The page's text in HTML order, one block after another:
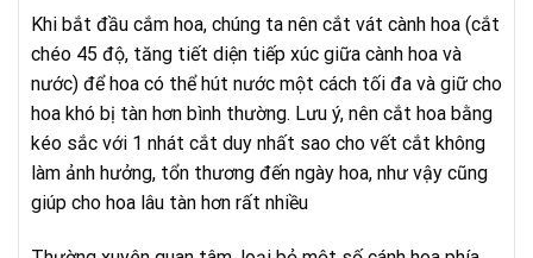
Khi bắt đầu cắm hoa, chúng ta nên cắt vát cành hoa (cắt
chéo 45 độ, tăng tiết diện tiếp xúc giữa cành hoa và
nước) để hoa có thể hút nước một cách tối đa và giữ cho
hoa khó bị tàn hơn bình thường. Lưu ý, nên cắt hoa bằng
kéo sắc với 1 nhát cắt duy nhất sao cho vết cắt không
làm ảnh hưởng, tổn thương đến ngày hoa, như vậy cũng
giúp cho hoa lâu tàn hơn rất nhiều